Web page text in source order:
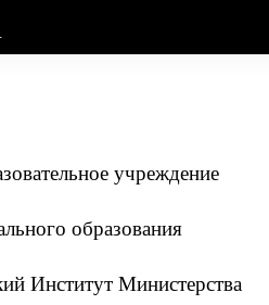
учреждение
образования
Институт Министерства